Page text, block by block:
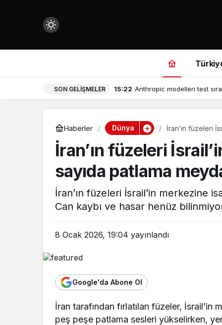
Mod
SON GELIŞMELER 15:22 Anthropic modelleri test
Haberler Dünya İran’ın füzeleri
İran’ın füzeleri
sayıda patlama
İran’ın füzeleri İsrail’in merkezine
Can kaybı ve hasar henüz
8 Ocak 2026, 19:04 yayınlandı
Google'da Abone Ol
İran tarafından fırlatılan füzeler,
peş peşe patlama sesleri yükselirken,